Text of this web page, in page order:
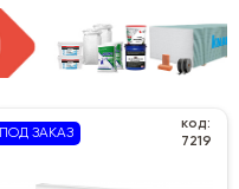
ПОД ЗАКАЗ
код:
7219